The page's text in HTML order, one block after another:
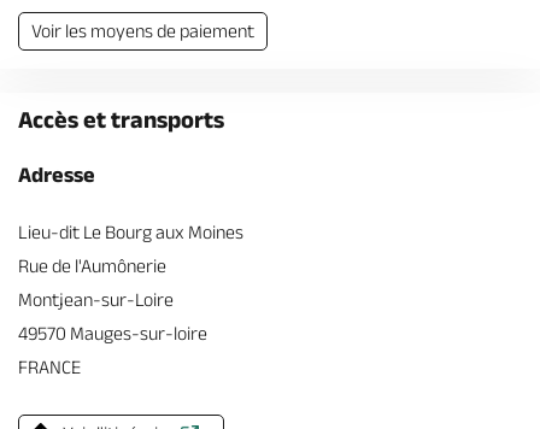
Brochures & Cartes Offices de tourisme
Voir les moyens de paiement
Accès et transports
Adresse
Lieu-dit Le Bourg aux Moines
Rue de l'Aumônerie
Montjean-sur-Loire
49570 Mauges-sur-loire
FRANCE